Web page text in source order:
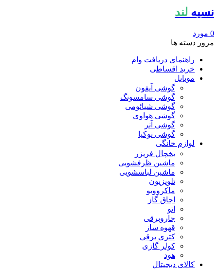
نسیه لند
0 مورد
مرور دسته ها
راهنمای دریافت وام
خرید اقساطی
موبایل
گوشی آیفون
گوشی سامسونگ
گوشی شیائومی
گوشی هواوی
گوشی آنر
گوشی نوکیا
لوازم خانگی
یخچال فریزر
ماشین ظرفشویی
ماشین لباسشویی
تلویزیون
ماکروویو
اجاق گاز
اتو
جاروبرقی
قهوه ساز
کتری برقی
کولر گازی
هود
کالای دیجیتال